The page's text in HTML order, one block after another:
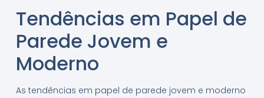
Tendências em Papel de
Parede Jovem e
Moderno
As tendências em papel de parede jovem e moderno